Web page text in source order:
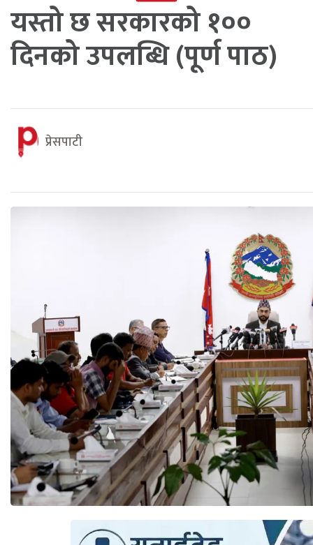
यस्तो छ सरकारको १००
दिनको उपलब्धि (पूर्ण पाठ)
प्रेसपाटी